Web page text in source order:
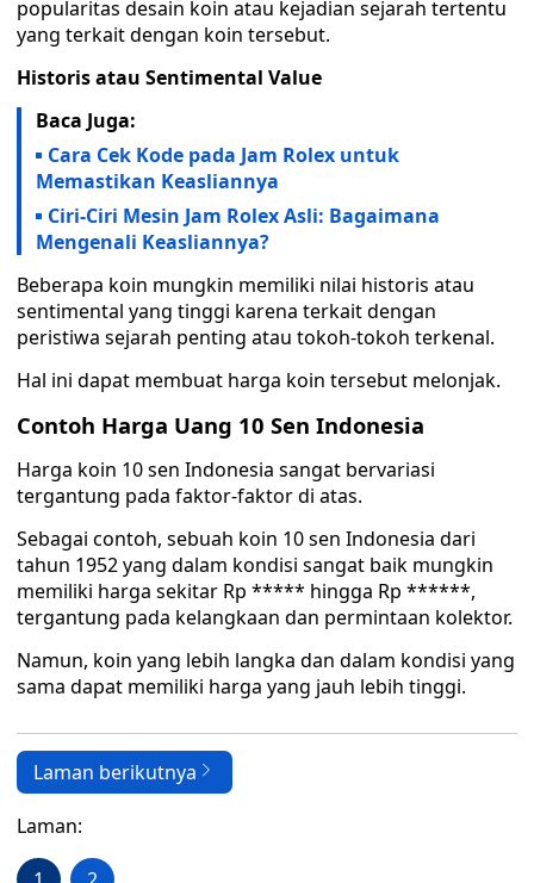
popularitas desain koin atau kejadian sejarah tertentu
yang terkait dengan koin tersebut.
Historis atau Sentimental Value
Baca Juga:
Cara Cek Kode pada Jam Rolex untuk
Memastikan Keasliannya
Ciri-Ciri Mesin Jam Rolex Asli: Bagaimana
Mengenali Keasliannya?
Beberapa koin mungkin memiliki nilai historis atau
sentimental yang tinggi karena terkait dengan
peristiwa sejarah penting atau tokoh-tokoh terkenal.
Hal ini dapat membuat harga koin tersebut melonjak.
Contoh Harga Uang 10 Sen Indonesia
Harga koin 10 sen Indonesia sangat bervariasi
tergantung pada faktor-faktor di atas.
Sebagai contoh, sebuah koin 10 sen Indonesia dari
tahun 1952 yang dalam kondisi sangat baik mungkin
memiliki harga sekitar Rp ***** hingga Rp ******,
tergantung pada kelangkaan dan permintaan kolektor.
Namun, koin yang lebih langka dan dalam kondisi yang
sama dapat memiliki harga yang jauh lebih tinggi.
Laman berikutnya
Laman: